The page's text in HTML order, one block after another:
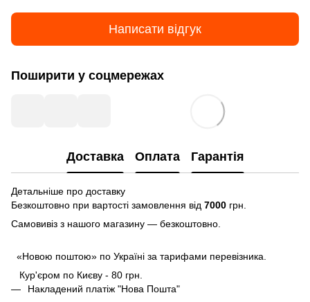
Написати відгук
Поширити у соцмережах
Доставка Оплата Гарантія
Детальніше про доставку
Безкоштовно при вартості замовлення від 7000 грн.
Самовивіз з нашого магазину — безкоштовно.
«Новою поштою» по Україні за тарифами перевізника.
Кур'єром по Києву - 80 грн.
Накладений платіж "Нова Пошта"